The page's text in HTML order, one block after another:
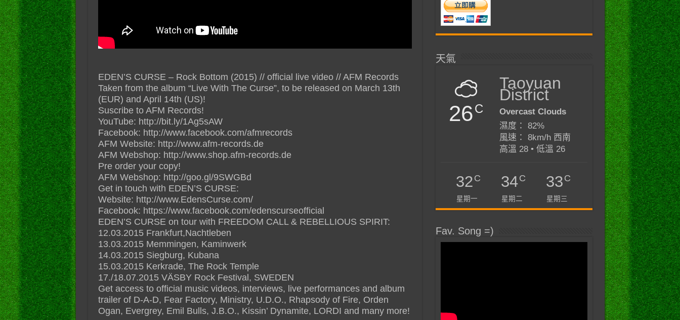
EDEN’S CURSE – Rock Bottom (2015) // official live video // AFM Records
Taken from the album “Live With The Curse”, to be released on March 13th
(EUR) and April 14th (US)!
Suscribe to AFM Records!
YouTube: http://bit.ly/1Ag5sAW
Facebook: http://www.facebook.com/afmrecords
AFM Website: http://www.afm-records.de
AFM Webshop: http://www.shop.afm-records.de
Pre order your copy!
AFM Webshop: http://goo.gl/9SWGBd
Get in touch with EDEN’S CURSE:
Website: http://www.EdensCurse.com/
Facebook: https://www.facebook.com/edenscurseofficial
EDEN’S CURSE on tour with FREEDOM CALL & REBELLIOUS SPIRIT:
12.03.2015 Frankfurt,Nachtleben
13.03.2015 Memmingen, Kaminwerk
14.03.2015 Siegburg, Kubana
15.03.2015 Kerkrade, The Rock Temple
17./18.07.2015 VÄSBY Rock Festival, SWEDEN
Get access to official music videos, interviews, live performances and album
trailer of D-A-D, Fear Factory, Ministry, U.D.O., Rhapsody of Fire, Orden
Ogan, Evergrey, Emil Bulls, J.B.O., Kissin’ Dynamite, LORDI and many more!
天氣
26C
Taoyuan
District
Overcast Clouds
濕度： 82%
風速： 8km/h 西南
高溫 28 • 低溫 26
32C
星期一
34C
星期二
33C
星期三
Fav. Song =)